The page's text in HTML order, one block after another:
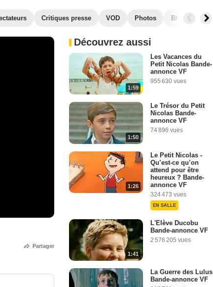
Critiques presse VOD Photos Blu-Ray, DVD
Partager
Découvrez aussi
1:59
Les Vacances du
Petit Nicolas Bande-
annonce VF
955 630 vues
1:50
Le Trésor du Petit
Nicolas Bande-
annonce VF
74 896 vues
1:26
Le Petit Nicolas -
Qu’est-ce qu’on
attend pour être
heureux ? Bande-
annonce VF
324 473 vues
EN SALLE
1:41
L'Elève Ducobu
Bande-annonce VF
2 576 205 vues
La Guerre des Lulus
Bande-annonce VF